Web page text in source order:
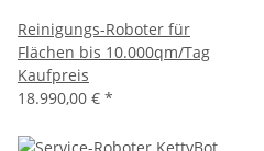
Reinigungs-Roboter für
Flächen bis 10.000qm/Tag
Kaufpreis
18.990,00 € *